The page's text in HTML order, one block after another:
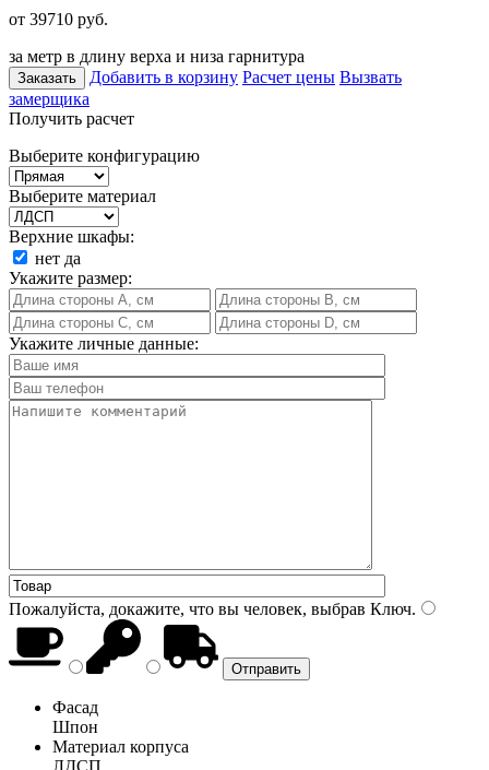
от 39710 руб.
за метр в длину верха и низа гарнитура
Заказать Добавить в корзину Расчет цены Вызвать
замерщика
Получить расчет
Выберите конфигурацию
Выберите материал
Верхние шкафы:
нет да
Укажите размер:
Укажите личные данные:
Пожалуйста, докажите, что вы человек, выбрав Ключ.
Фасад
Шпон
Материал корпуса
ЛДСП